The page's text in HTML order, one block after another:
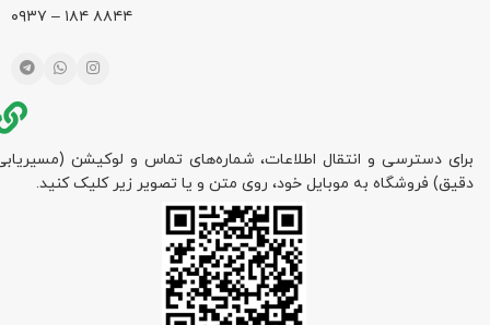
۸۸۴۴ ۱۸۴ – ۰۹۳۷
برای دسترسی و انتقال اطلاعات، شماره‌های تماس و لوکیشن
دقیق) فروشگاه به موبایل خود، روی متن و یا تصویر زیر کلیک کنید.